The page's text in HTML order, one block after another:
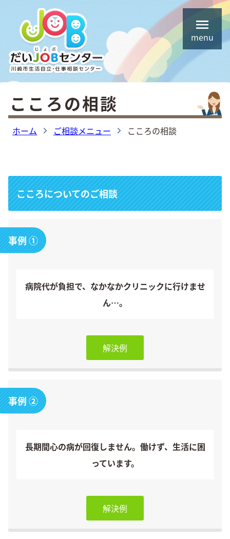
ホーム
相談手順
ご相談メニュー
住居確保給付金について （旧住宅支援給付）
生活保護制度について
しごと応援事業について (PDFリンク)
今回の相談事例
お問い合わせ
アクセスマップ
menu
こころの相談
ホーム ご相談メニュー こころの相談
こころについてのご相談
事例 ①
病院代が負担で、なかなかクリニックに行けませ
ん…。
解決例
事例 ②
長期間心の病が回復しません。働けず、生活に困
っています。
解決例